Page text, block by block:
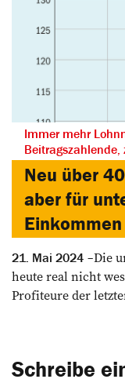
Immer mehr
Beitragszahlende,
Neu über
aber für
21. Mai 2024
Die
heute real nicht
Profiteure der
Schreibe